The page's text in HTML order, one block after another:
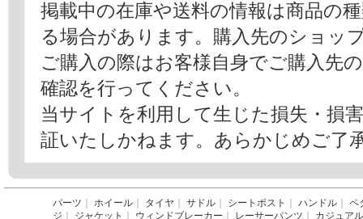
掲載中の在庫や送料の情報は商品の
る場合があります。購入先のショッ
ご購入の際はお客様自身でご購入先
確認を行ってください。
当サイトを利用して生じた損失・損
証いたしかねます。あらかじめご了
パーツ ホイール タイヤ サドル シートポスト ハンドル
ペ
ジ
ジャケット ウィンドブレーカー レーサーパンツ
カジュア